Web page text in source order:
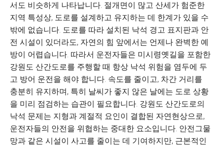
서도 비슷하게 나타납니다. 절개면이 많고 산세가 험준한
지역 특성상, 도로를 설계하고 유지하는 데 한계가 있을 수
밖에 없습니다. 도로를 따라 설치된 낙석 경고 표지판과 안
전 시설이 있더라도, 자연의 힘 앞에서는 언제나 완벽한 예
방이 어렵습니다. 따라서 운전자들은 미시령옛길을 포함한
강원도 산간도로를 주행할 때 항상 낙석 위험을 염두에 두
고 방어 운전을 해야 합니다. 속도를 줄이고, 차간 거리를
충분히 유지하며, 특히 날씨가 좋지 않은 날에는 도로 상황
을 미리 점검하는 습관이 필요합니다. 강원도 산간도로의
낙석 문제는 지형과 계절적 요인이 결합된 자연현상으로,
운전자들의 안전을 위협하는 중대한 요소입니다. 안전그물
망과 같은 시설이 사고를 줄이는 데 기여하지만, 근본적인